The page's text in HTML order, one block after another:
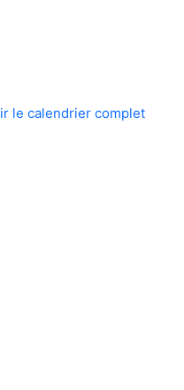
le calendrier complet